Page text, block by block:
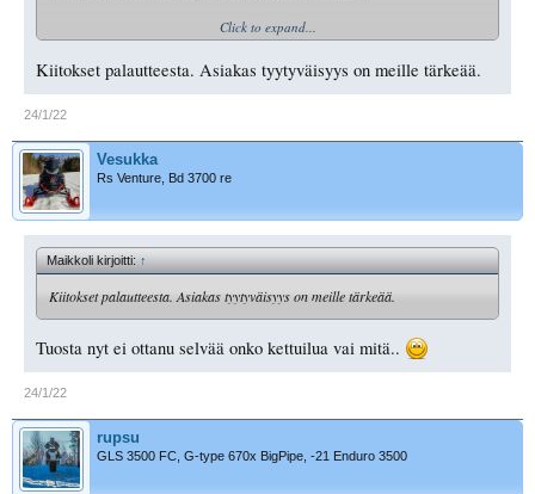
Et himppu vauhtii pois tai suksi kauppaan, jos ei muuten uskalla tampparin
Näillä kapeilla reiteillä on erityisen tärkeää ajaa aina vähintään puol telaa
reittiä!
Click to expand...
Kiitokset palautteesta. Asiakas tyytyväisyys on meille tärkeää.
24/1/22
Vesukka
Rs Venture, Bd 3700 re
Maikkoli kirjoitti:↑
Kiitokset palautteesta. Asiakas tyytyväisyys on meille tärkeää.
Tuosta nyt ei ottanu selvää onko kettuilua vai mitä..
24/1/22
rupsu
GLS 3500 FC, G-type 670x BigPipe, -21 Enduro 3500